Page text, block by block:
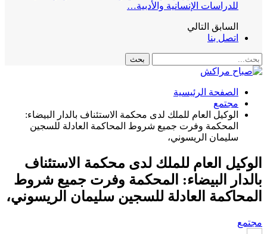
للدراسات الإنسانية والأدبية…
السابق التالي
اتصل بنا
الصفحة الرئيسية
مجتمع
الوكيل العام للملك لدى محكمة الاستئناف بالدار البيضاء:
المحكمة وفرت جميع شروط المحاكمة العادلة للسجين
سليمان الريسوني،
الوكيل العام للملك لدى محكمة الاستئناف
بالدار البيضاء: المحكمة وفرت جميع شروط
المحاكمة العادلة للسجين سليمان الريسوني،
مجتمع